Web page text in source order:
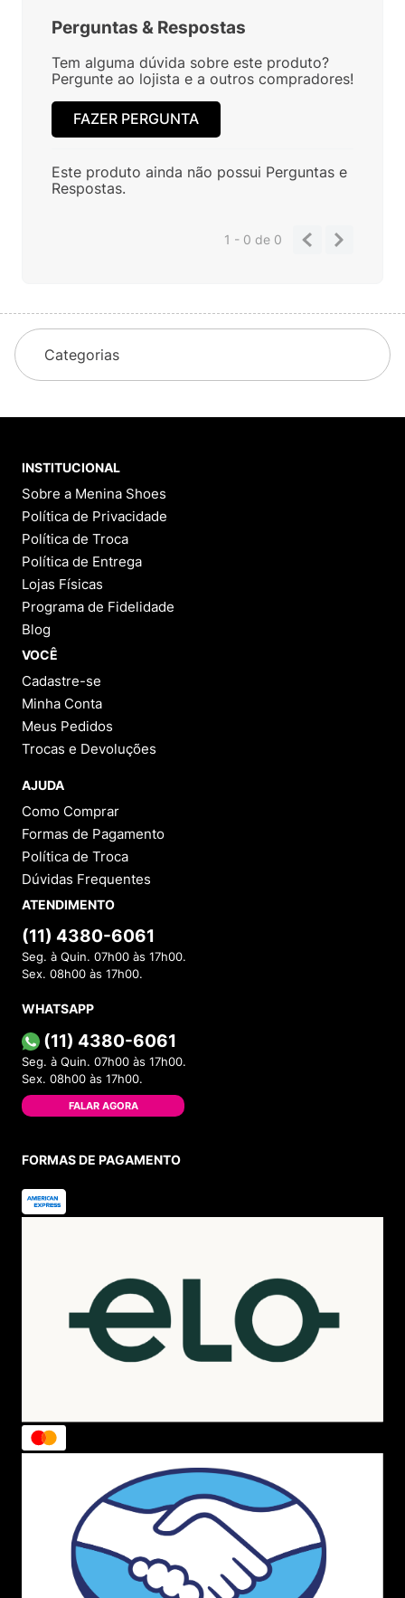
Perguntas & Respostas
Tem alguma dúvida sobre este produto?
Pergunte ao lojista e a outros compradores!
FAZER PERGUNTA
Este produto ainda não possui Perguntas e
Respostas.
1 - 0de 0
Categorias
INSTITUCIONAL
Sobre a Menina Shoes
Política de Privacidade
Política de Troca
Política de Entrega
Lojas Físicas
Programa de Fidelidade
Blog
VOCÊ
Cadastre-se
Minha Conta
Meus Pedidos
Trocas e Devoluções
AJUDA
Como Comprar
Formas de Pagamento
Política de Troca
Dúvidas Frequentes
ATENDIMENTO
(11) 4380-6061
Seg. à Quin. 07h00 às 17h00.
Sex. 08h00 às 17h00.
WHATSAPP
(11) 4380-6061
Seg. à Quin. 07h00 às 17h00.
Sex. 08h00 às 17h00.
FALAR AGORA
FORMAS DE PAGAMENTO